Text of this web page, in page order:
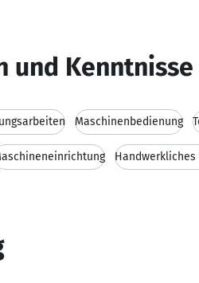
und Kenntnisse
Maschinenbedienung
Handwerkliches